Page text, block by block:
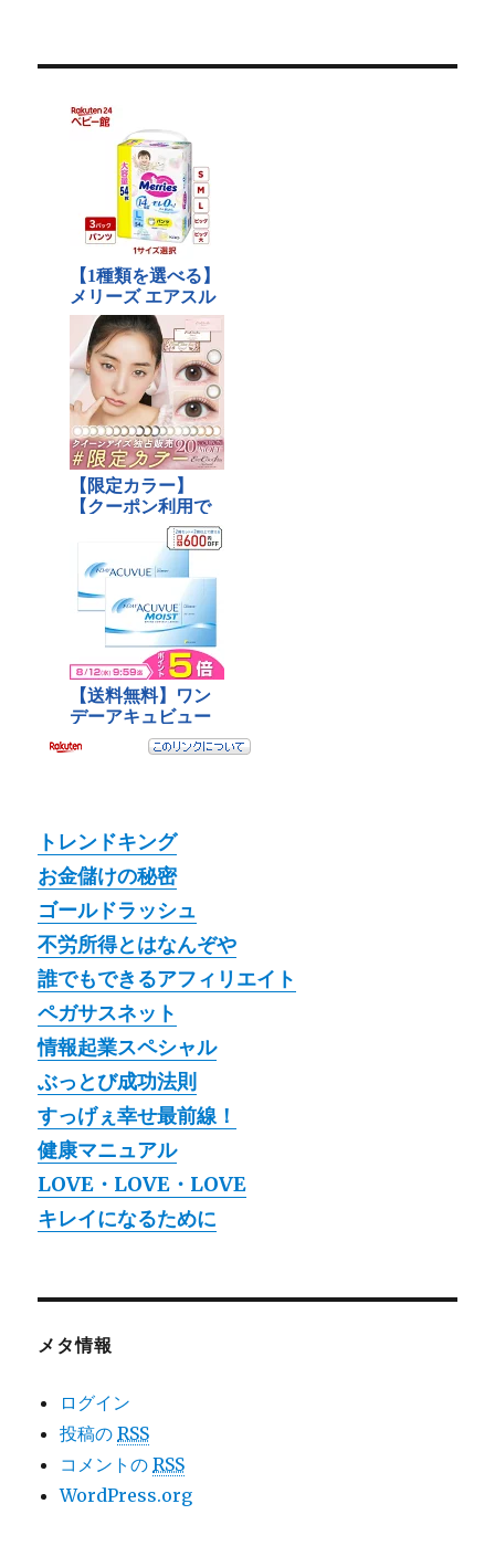
トレンドキング
お金儲けの秘密
ゴールドラッシュ
不労所得とはなんぞや
誰でもできるアフィリエイト
ペガサスネット
情報起業スペシャル
ぶっとび成功法則
すっげぇ幸せ最前線！
健康マニュアル
LOVE・LOVE・LOVE
キレイになるために
メタ情報
ログイン
投稿のRSS
コメントのRSS
WordPress.org